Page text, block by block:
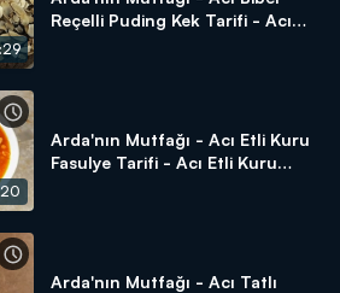
Reçelli Puding Kek Tarifi - Acı
Arda'nın Mutfağı - Acı Etli Kuru
Fasulye Tarifi - Acı Etli Kuru
Arda'nın Mutfağı - Acı Tatlı